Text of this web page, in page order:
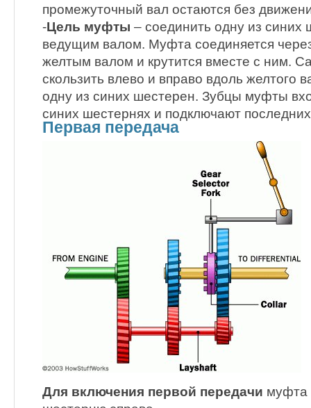
промежуточный вал остаются без
-Цель муфты – соединить одну из
ведущим валом. Муфта соединяется
желтым валом и крутится вместе с ним.
скользить влево и вправо вдоль желтого
одну из синих шестерен. Зубцы муфты
синих шестернях и подключают
Первая передача
Для включения первой передачи муфта